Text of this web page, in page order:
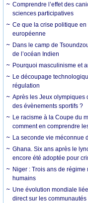
Comprendre l’effet des
sciences participatives
Ce que la crise politique
européenne
Dans le camp de
de l’océan Indien
Pourquoi masculinisme et
Le découpage
régulation
Après les Jeux olympiques
des évènements sportifs ?
Le racisme à la Coupe du
comment en comprendre
La seconde vie méconnue
Ghana. Six ans après le
encore été adoptée pour
Niger : Trois ans de
humains
Une évolution mondiale
direct sur les communautés